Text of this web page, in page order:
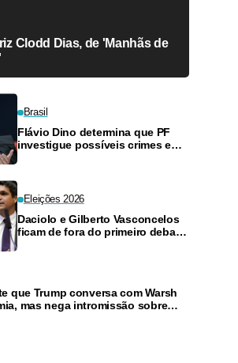
Clodd Dias, de 'Manhãs de
Brasil
Flávio Dino determina que PF
investigue possíveis crimes em
Eleições 2026
Daciolo e Gilberto Vasconcelos
ficam de fora do primeiro debate
que Trump conversa com Warsh
mas nega intromissão sobre